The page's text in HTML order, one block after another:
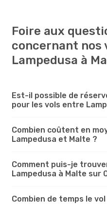
Foire aux
concernant nos
Lampedusa à
Est-il possible de
pour les vols entre
Combien coûtent en
Lampedusa et Malte ?
Comment puis-je
Lampedusa à Malte sur
Combien de temps le